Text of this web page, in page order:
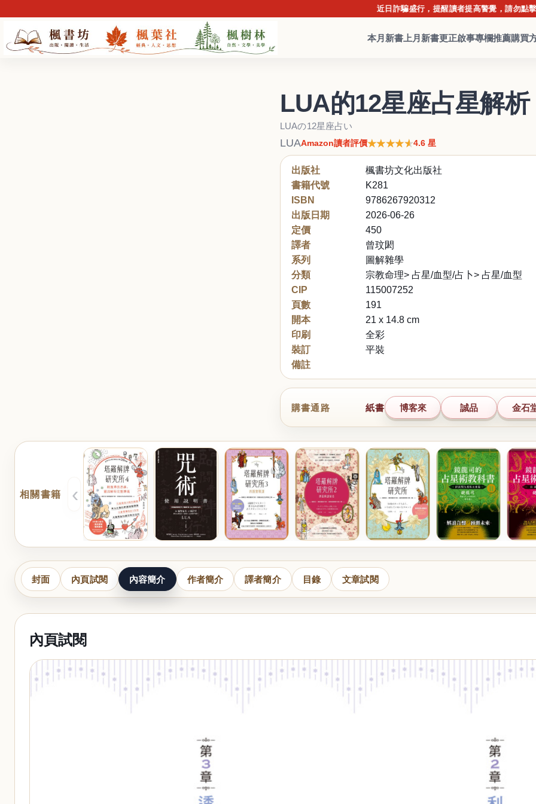
近日詐騙盛行，提醒讀者提高警覺，請勿點擊不明
本月新書 上月新書更正啟事專欄推薦購買
LUA的12星座占星解析
LUAの12星座占い
LUAAmazon讀者評價★★★★★
★★★★★4.6 星
出版社
楓書坊文化出版社
書籍代號
K281
ISBN
9786267920312
出版日期
2026-06-26
定價
450
譯者
曾玟閎
系列
圖解雜學
分類
宗教命理> 占星/血型/占卜> 占星/血型
CIP
115007252
頁數
191
開本
21 x 14.8 cm
印刷
全彩
裝訂
平裝
備註
購書通路 紙書 博客來 誠品 金石
相關書籍 ‹
封面 內頁試閱 內容簡介 作者簡介 譯者簡介 目錄 文章試閱
內頁試閱